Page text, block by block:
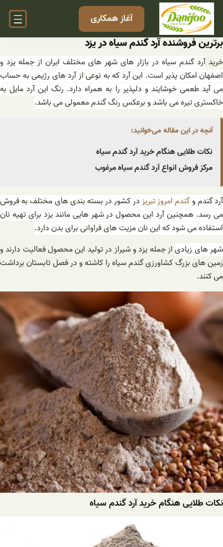
رفتن
محتوا
آغاز همکاری
برترین فروشنده آرد گندم سیاه در یزد
خریدآرد گندم سیاه در بازار های شهر های مختلف ایران از جمله یزد و
اصفهان امکان پذیر است. این آرد که به نوعی از آرد های رژیمی به حساب
می آید طعمی خوشایند و دلپذیر را به همراه دارد. رنگ این آرد مایل به
خاکستری تیره می باشد و برعکس رنگ گندم معمولی می باشد.
آنچه در این مقاله می‌خوانید:
نکات طلایی هنگام خرید آرد گندم سیاه
مرکز فروش انواع آرد گندم سیاه مرغوب
آرد گندم وگندم امروز تبریز در کشور در بسته بندی های مختلف به فروش
می رسد. همچنین آرد این محصول در شهر هایی مانند یزد برای تهیه نان
استفاده می شود که این نان مزیت های فراوانی برای بدن دارد.
شهر های زیادیاز جمله یزد و شیراز در تولید این محصول فعالیت دارند و
زمین های بزرگ کشاورزی گندم سیاه را کاشته و در فصل تابستان برداشت
می کنند.
نکات طلایی هنگام خرید آرد گندم سیاه